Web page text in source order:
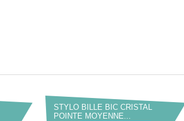
STYLO BILLE BIC CRISTAL
POINTE MOYENNE...